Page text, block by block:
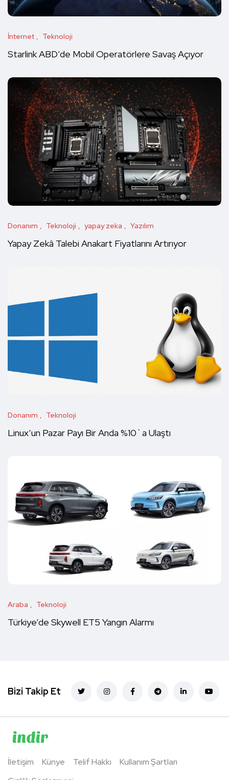
İnternet Teknoloji
Starlink ABD’de Mobil Operatörlere Savaş Açıyor
Donanım Teknoloji yapay zeka Yazılım
Yapay Zekâ Talebi Anakart Fiyatlarını Artırıyor
Donanım Teknoloji
Linux’un Pazar Payı Bir Anda %10`a Ulaştı
Araba Teknoloji
Türkiye’de Skywell ET5 Yangın Alarmı
Bizi Takip Et
İletişim Künye Telif Hakkı
Kullanım Şartları